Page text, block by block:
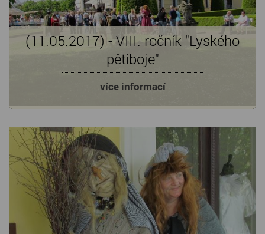
(11.05.2017) - VIII. ročník "Lyského
pětiboje"
více informací